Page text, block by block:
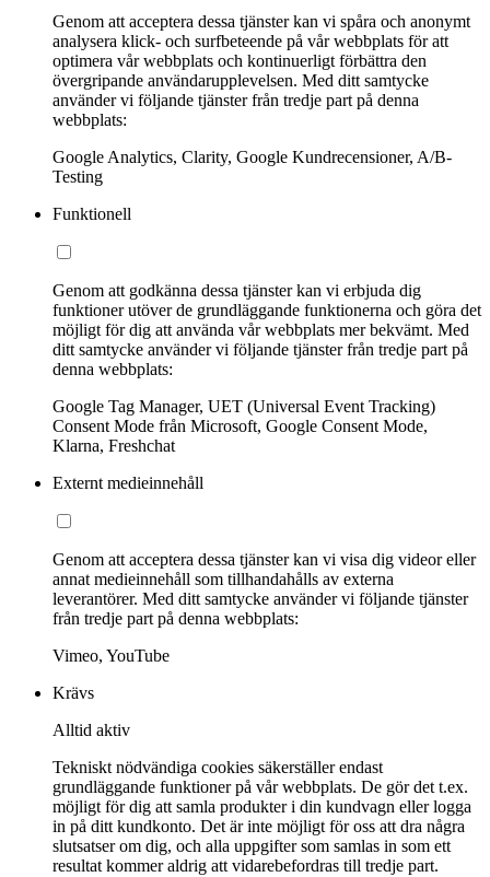
Genom att acceptera dessa tjänster kan vi spåra och anonymt
analysera klick- och surfbeteende på vår webbplats för att
optimera vår webbplats och kontinuerligt förbättra den
övergripande användarupplevelsen. Med ditt samtycke
använder vi följande tjänster från tredje part på denna
webbplats:
Google Analytics, Clarity, Google Kundrecensioner, A/B-
Testing
Funktionell
Genom att godkänna dessa tjänster kan vi erbjuda dig
funktioner utöver de grundläggande funktionerna och göra det
möjligt för dig att använda vår webbplats mer bekvämt. Med
ditt samtycke använder vi följande tjänster från tredje part på
denna webbplats:
Google Tag Manager, UET (Universal Event Tracking)
Consent Mode från Microsoft, Google Consent Mode,
Klarna, Freshchat
Externt medieinnehåll
Genom att acceptera dessa tjänster kan vi visa dig videor eller
annat medieinnehåll som tillhandahålls av externa
leverantörer. Med ditt samtycke använder vi följande tjänster
från tredje part på denna webbplats:
Vimeo, YouTube
Krävs
Alltid aktiv
Tekniskt nödvändiga cookies säkerställer endast
grundläggande funktioner på vår webbplats. De gör det t.ex.
möjligt för dig att samla produkter i din kundvagn eller logga
in på ditt kundkonto. Det är inte möjligt för oss att dra några
slutsatser om dig, och alla uppgifter som samlas in som ett
resultat kommer aldrig att vidarebefordras till tredje part.